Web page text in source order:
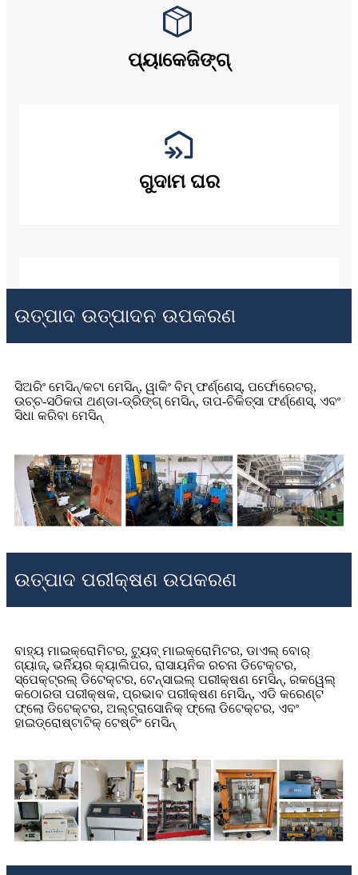
ପ୍ୟାକେଜିଙ୍ଗ୍
ଗୁଦାମ ଘର
ଉତ୍ପାଦ ଉତ୍ପାଦନ ଉପକରଣ
ସିଅରିଂ ମେସିନ୍/କଟା ମେସିନ୍, ୱାକିଂ ବିମ୍ ଫର୍ଣ୍ଣେସ୍, ପର୍ଫୋରେଟର୍,
ଉଚ୍ଚ-ସଠିକତା ଥଣ୍ଡା-ଡ୍ରିଙ୍ଗ୍ ମେସିନ୍, ତାପ-ଚିକିତ୍ସା ଫର୍ଣ୍ଣେସ୍, ଏବଂ
ସିଧା କରିବା ମେସିନ୍
ଉତ୍ପାଦ ପରୀକ୍ଷଣ ଉପକରଣ
ବାହ୍ୟ ମାଇକ୍ରୋମିଟର, ଟ୍ୟୁବ୍ ମାଇକ୍ରୋମିଟର, ଡାଏଲ୍ ବୋର୍
ଗ୍ୟାଜ୍, ଭର୍ନିୟର କ୍ୟାଲିପର, ରାସାୟନିକ ରଚନା ଡିଟେକ୍ଟର,
ସ୍ପେକ୍ଟ୍ରଲ୍ ଡିଟେକ୍ଟର, ଟେନ୍ସାଇଲ୍ ପରୀକ୍ଷଣ ମେସିନ୍, ରକୱେଲ୍
କଠୋରତା ପରୀକ୍ଷକ, ପ୍ରଭାବ ପରୀକ୍ଷଣ ମେସିନ୍, ଏଡି କରେଣ୍ଟ
ଫ୍ଲୋ ଡିଟେକ୍ଟର, ଅଲ୍ଟ୍ରାସୋନିକ୍ ଫ୍ଲୋ ଡିଟେକ୍ଟର, ଏବଂ
ହାଇଡ୍ରୋଷ୍ଟାଟିକ୍ ଟେଷ୍ଟିଂ ମେସିନ୍